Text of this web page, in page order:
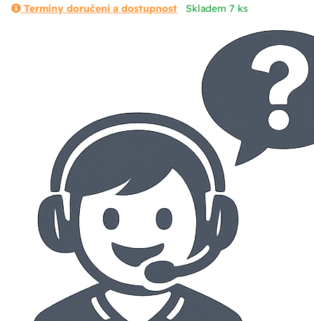
Termíny doručení a dostupnost
Skladem 7 ks